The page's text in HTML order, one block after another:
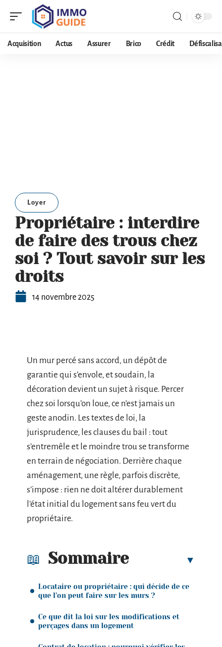
Acquisition Actus Assurer Brico Crédit
Loyer
Propriétaire : interdire
de faire des trous chez
soi ? Tout savoir sur les
droits
14 novembre 2025
Un mur percé sans accord, un dépôt de
garantie qui s’envole, et soudain, la
décoration devient un sujet à risque. Percer
chez soi lorsqu’on loue, ce n’est jamais un
geste anodin. Les textes de loi, la
jurisprudence, les clauses du bail : tout
s’entremêle et le moindre trou se transforme
en terrain de négociation. Derrière chaque
aménagement, une règle, parfois discrète,
s’impose : rien ne doit altérer durablement
l’état initial du logement sans feu vert du
propriétaire.
Sommaire
Locataire ou propriétaire : qui décide de ce
que l’on peut faire sur les murs ?
Ce que dit la loi sur les modifications et
perçages dans un logement